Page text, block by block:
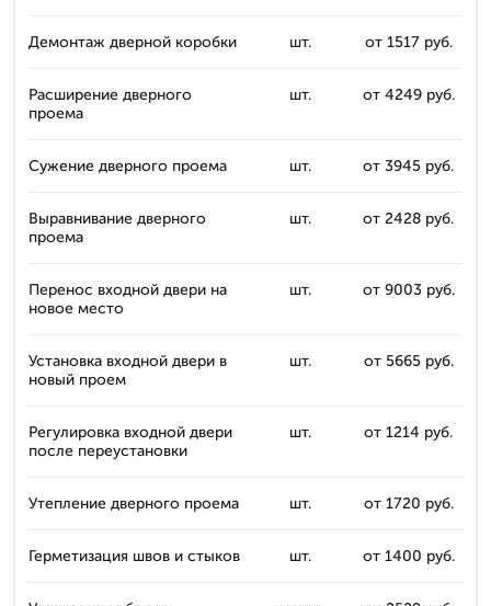
Демонтаж дверной коробки шт. от 1517 руб.
Расширение дверного
проема
шт. от 4249 руб.
Сужение дверного проема шт. от 3945 руб.
Выравнивание дверного
проема
шт. от 2428 руб.
Перенос входной двери на
новое место
шт. от 9003 руб.
Установка входной двери в
новый проем
шт. от 5665 руб.
Регулировка входной двери
после переустановки
шт. от 1214 руб.
Утепление дверного проема шт. от 1720 руб.
Герметизация швов и стыков шт. от 1400 руб.